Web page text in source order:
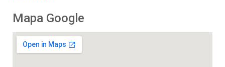
Mapa Google